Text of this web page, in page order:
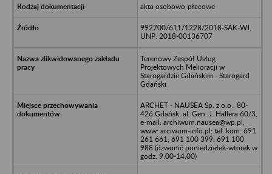
akta osobowo-płacowe
992700/611/1228/2018-SAK-WJ,
UNP: 2018-00136707
Terenowy Zespół Usług
Projektowych Melioracji w
Starogardzie Gdańskim - Starogard
Gdański
ARCHET - NAUSEA Sp. z o.o., 80-
426 Gdańsk, al. Gen. J. Hallera 60/3,
e-mail: archiwum.nausea@wp.pl,
www: arciwum-info.pl; tel. kom. 691
261 661; 691 100 399; 691 100
988 (dzwonić poniedziałek-wtorek w
godz. 9:00-14:00)